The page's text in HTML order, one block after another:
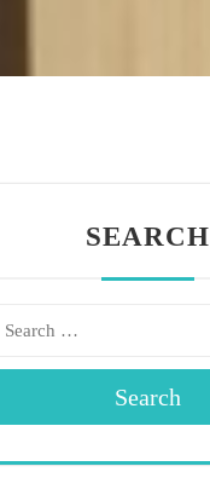
SEARCH
Search